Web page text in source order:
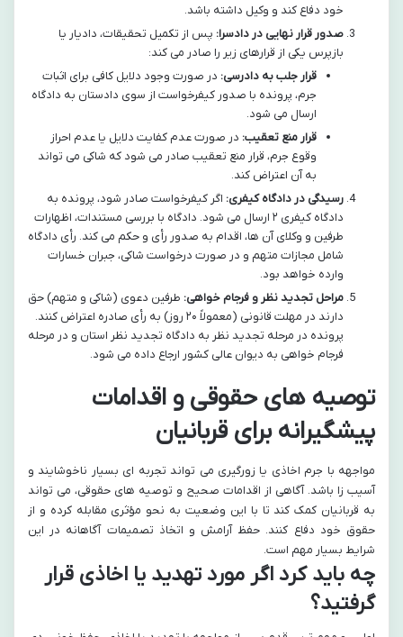
خود دفاع کند و وکیل داشته باشد.
صدور قرار نهایی در دادسرا: پس از تکمیل تحقیقات، دادیار یا
بازپرس یکی از قرارهای زیر را صادر می کند:
قرار جلب به دادرسی: در صورت وجود دلایل کافی برای اثبات
جرم، پرونده با صدور کیفرخواست از سوی دادستان به دادگاه
ارسال می شود.
قرار منع تعقیب: در صورت عدم کفایت دلایل یا عدم احراز
وقوع جرم، قرار منع تعقیب صادر می شود که شاکی می تواند
به آن اعتراض کند.
رسیدگی در دادگاه کیفری: اگر کیفرخواست صادر شود، پرونده به
دادگاه کیفری ۲ ارسال می شود. دادگاه با بررسی مستندات، اظهارات
طرفین و وکلای آن ها، اقدام به صدور رأی و حکم می کند. رأی دادگاه
شامل مجازات متهم و در صورت درخواست شاکی، جبران خسارات
وارده خواهد بود.
مراحل تجدید نظر و فرجام خواهی: طرفین دعوی (شاکی و متهم) حق
دارند در مهلت قانونی (معمولاً ۲۰ روز) به رأی صادره اعتراض کنند.
پرونده در مرحله تجدید نظر به دادگاه تجدید نظر استان و در مرحله
فرجام خواهی به دیوان عالی کشور ارجاع داده می شود.
توصیه های حقوقی و اقدامات
پیشگیرانه برای قربانیان
مواجهه با جرم اخاذی یا زورگیری می تواند تجربه ای بسیار ناخوشایند و
آسیب زا باشد. آگاهی از اقدامات صحیح و توصیه های حقوقی، می تواند
به قربانیان کمک کند تا با این وضعیت به نحو مؤثری مقابله کرده و از
حقوق خود دفاع کنند. حفظ آرامش و اتخاذ تصمیمات آگاهانه در این
شرایط بسیار مهم است.
چه باید کرد اگر مورد تهدید یا اخاذی قرار
گرفتید؟